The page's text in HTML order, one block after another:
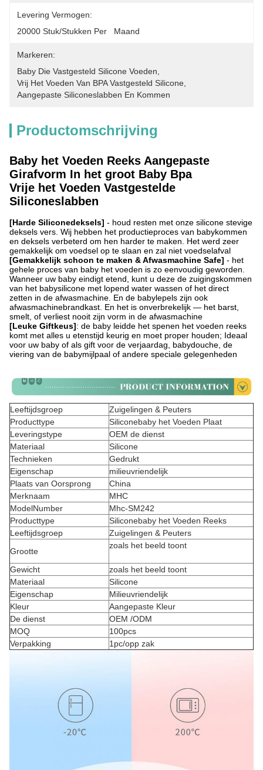
Levering Vermogen:
20000 Stuk/Stukken Per   Maand
Markeren:
Baby Die Vastgesteld Silicone Voeden
Vrij Het Voeden Van BPA Vastgesteld Silicone
Aangepaste Siliconeslabben En Kommen
Productomschrijving
Baby het Voeden Reeks Aangepaste
Girafvorm In het groot Baby Bpa
Vrije het Voeden Vastgestelde
Siliconeslabben
[Harde Siliconedeksels] - houd resten met onze silicone stevige
deksels vers. Wij hebben het productieproces van babykommen
en deksels verbeterd om hen harder te maken. Het werd zeer
gemakkelijk om voedsel op te slaan en zal niet voedselafval
[Gemakkelijk schoon te maken & Afwasmachine Safe] - het
gehele proces van baby het voeden is zo eenvoudig geworden.
Wanneer uw baby eindigt etend, kunt u deze de zuigingskommen
van het babysilicone met lopend water wassen of het direct
zetten in de afwasmachine. En de babylepels zijn ook
afwasmachinebrandkast. En het is onverbrekelijk — het barst,
smelt, of verliest nooit zijn vorm in de afwasmachine
[Leuke Giftkeus]: de baby leidde het spenen het voeden reeks
komt met alles u etenstijd keurig en moet proper houden; Ideaal
voor uw baby of als gift voor de verjaardag, babydouche, de
viering van de babymijlpaal of andere speciale gelegenheden
Leeftijdsgroep
Zuigelingen & Peuters
Producttype
Siliconebaby het Voeden Plaat
Leveringstype
OEM de dienst
Materiaal
Silicone
Technieken
Gedrukt
Eigenschap
milieuvriendelijk
Plaats van Oorsprong
China
Merknaam
MHC
ModelNumber
Mhc-SM242
Producttype
Siliconebaby het Voeden Reeks
Leeftijdsgroep
Zuigelingen & Peuters
Grootte
zoals het beeld toont
Gewicht
zoals het beeld toont
Materiaal
Silicone
Eigenschap
Milieuvriendelijk
Kleur
Aangepaste Kleur
De dienst
OEM /ODM
MOQ
100pcs
Verpakking
1pc/opp zak